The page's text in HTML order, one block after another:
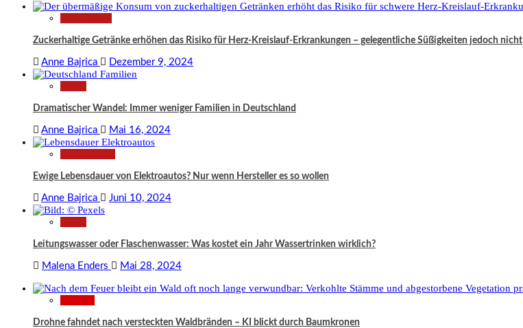
Zuckerhaltige Getränke erhöhen das Risiko für Herz-Kreislauf-Erkrankungen – gelegentliche Süßigkeiten jedoch nicht
Anne Bajrica Dezember 9, 2024
Dramatischer Wandel: Immer weniger Familien in Deutschland
Anne Bajrica Mai 16, 2024
Ewige Lebensdauer von Elektroautos? Nur wenn Hersteller es so wollen
Anne Bajrica Juni 10, 2024
Leitungswasser oder Flaschenwasser: Was kostet ein Jahr Wassertrinken wirklich?
Malena Enders Mai 28, 2024
Drohne fahndet nach versteckten Waldbränden – KI blickt durch Baumkronen